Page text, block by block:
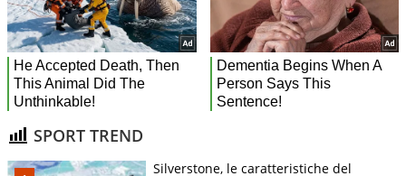
SPORT TREND
Silverstone, le caratteristiche del